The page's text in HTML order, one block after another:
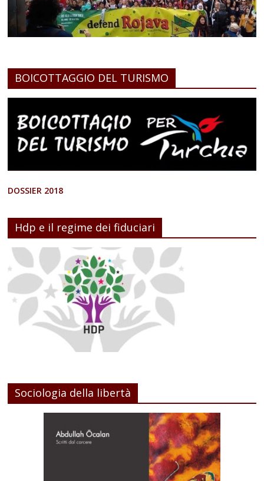
BOICOTTAGGIO DEL TURISMO
DOSSIER 2018
Hdp e il regime dei fiduciari
Sociologia della libertà